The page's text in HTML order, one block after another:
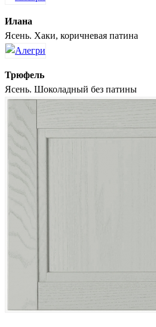
Илана
Ясень. Хаки, коричневая патина
Трюфель
Ясень. Шоколадный без патины